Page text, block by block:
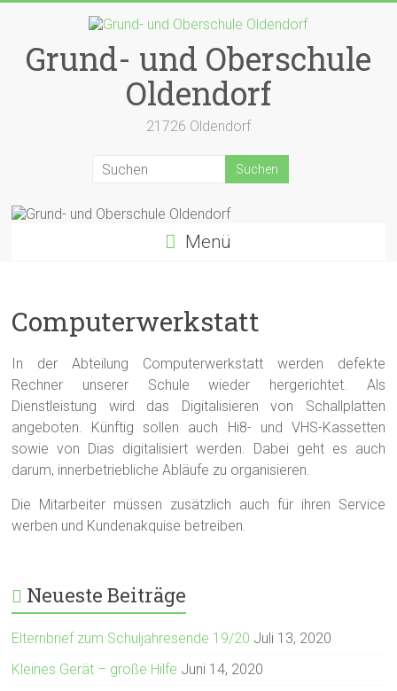
springenGrund- und Oberschule
Oldendorf
21726 Oldendorf
Menü
Computerwerkstatt
In der Abteilung Computerwerkstatt werden defekte
Rechner unserer Schule wieder hergerichtet. Als
Dienstleistung wird das Digitalisieren von Schallplatten
angeboten. Künftig sollen auch Hi8- und VHS-Kassetten
sowie von Dias digitalisiert werden. Dabei geht es auch
darum, innerbetriebliche Abläufe zu organisieren.
Die Mitarbeiter müssen zusätzlich auch für ihren Service
werben und Kundenakquise betreiben.
Neueste Beiträge
Elternbrief zum Schuljahresende 19/20 Juli 13, 2020
Kleines Gerät – große Hilfe Juni 14, 2020